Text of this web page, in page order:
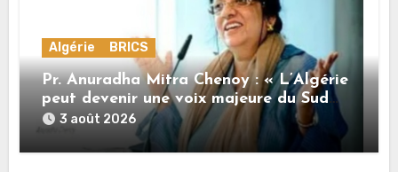
Algérie BRICS
Pr. Anuradha Mitra Chenoy : « L’Algérie
peut devenir une voix majeure du Sud
Global »
3 août 2026